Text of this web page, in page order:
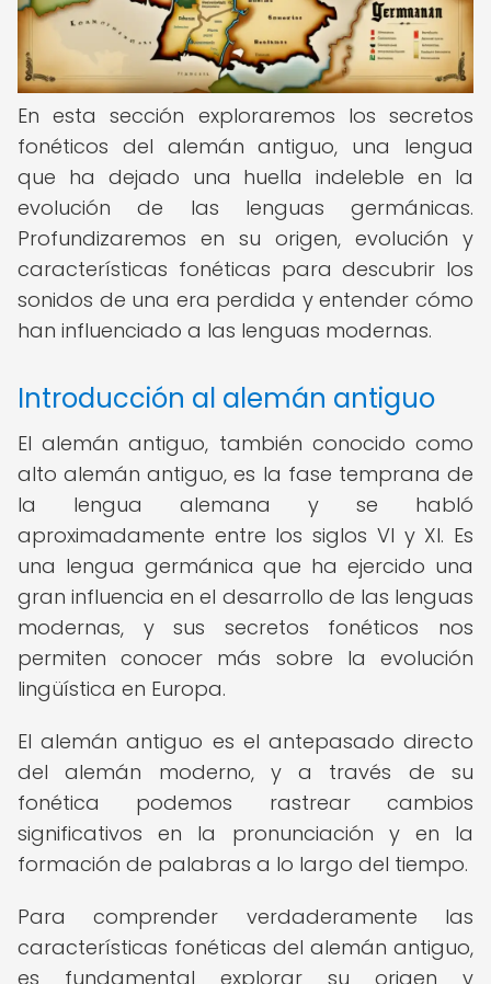
En esta sección exploraremos los secretos
fonéticos del alemán antiguo, una lengua
que ha dejado una huella indeleble en la
evolución de las lenguas germánicas.
Profundizaremos en su origen, evolución y
características fonéticas para descubrir los
sonidos de una era perdida y entender cómo
han influenciado a las lenguas modernas.
Introducción al alemán antiguo
El alemán antiguo, también conocido como
alto alemán antiguo, es la fase temprana de
la lengua alemana y se habló
aproximadamente entre los siglos VI y XI. Es
una lengua germánica que ha ejercido una
gran influencia en el desarrollo de las lenguas
modernas, y sus secretos fonéticos nos
permiten conocer más sobre la evolución
lingüística en Europa.
El alemán antiguo es el antepasado directo
del alemán moderno, y a través de su
fonética podemos rastrear cambios
significativos en la pronunciación y en la
formación de palabras a lo largo del tiempo.
Para comprender verdaderamente las
características fonéticas del alemán antiguo,
es fundamental explorar su origen y